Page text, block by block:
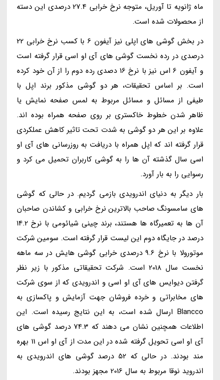
ماه ژانویه تا آوریل، متوجه نرخ خرابی 27.4 درصدی این دسته
از محصولات شده است.
در بخش گوشی های اپلی نیز آیفون 6 با کسب نرخ خرابی 22
درصدی در رده نخست گوشی های آی او اسی قرار گرفته است
و آیفون 6 اس نیز با نرخ 16 دصدی رده دوم را از آن خود کرده
است. بر اساس تحقیقات، هر دو گوشی مذکور برند اپل با
طیفی از مسائل و مسائل مربوط به لمس صفحه نمایش یا
ظاهر شدن خطوط خاکستری بر روی صفحه همراه بوده اند.
علاوه بر این هر دو گوشی به شدت تحت تاثیر کاهش عملکردی
قرار گرفته اند که اپل همراه با دریافت به روزرسانی های آی او
اسی سال گذشته آن ها را به گوشی کاربران تحمیل می کرد و
رسوایی را به بار آورد.
بار دیگر به دنیای اندرویدی بازمی گردیم. در حالی که گوشی
های سامسونگ صاحب بالاترین نرخ خرابی و کشاندن صاحبان
آن ها به تعمیرگاه ها هستند، برند چینی شیائومی با نرخ 14.2
درصد در جایگاه دوم این لیست قرار گرفته است. سومین شرکت
موتورولا با نرخ 9.6 درصدی خرابی گوشی هایش در سه ماهه
نخست سال 2018 است. شرکت تحقیقاتی مذکور با زیر نظر
گرفتن دیوایس های آی او اسی و اندرویدی که از سوی شرکت
های مخابراتی و خرده فروشان جهت آزمایش و پاکسازی به
Blancco ارسال شده است، به این نتایج رسیده است. این
اطلاعات همچنین نشان می دهند که 74.3 درصد گوشی های
آی او اسی تحویل گرفته شده در این مدت از آی او اس 11 بهره
مند بودند. در حالی که 52 درصد گوشی های اندرویدی به
اندروید نوقا مربوط به سال 2016 مجهز بودند.